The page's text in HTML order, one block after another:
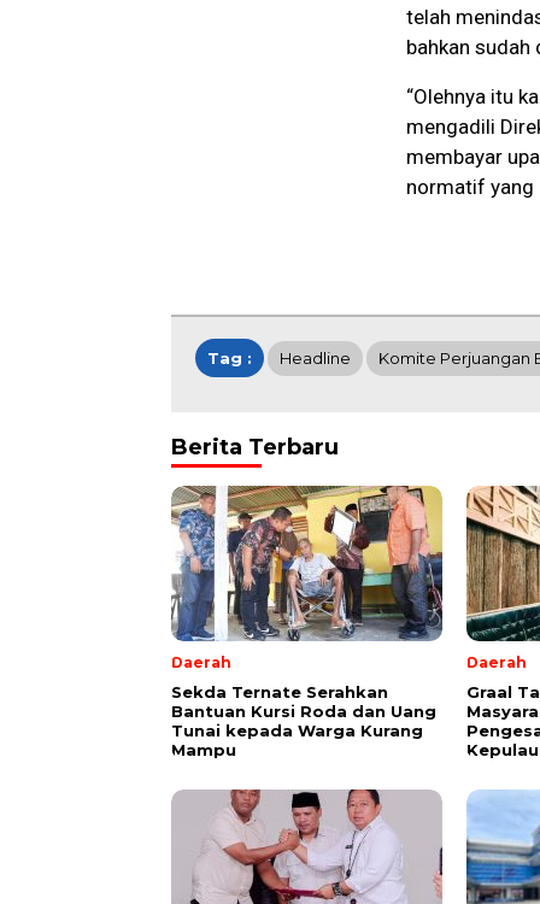
telah
bahkan sudah
“Olehnya itu
mengadili
membayar
normatif yang
Tag : Headline Komite Perjuangan
Berita Terbaru
Daerah
Sekda Ternate Serahkan
Bantuan Kursi Roda dan Uang
Tunai kepada Warga Kurang
Mampu
Daerah
Graal